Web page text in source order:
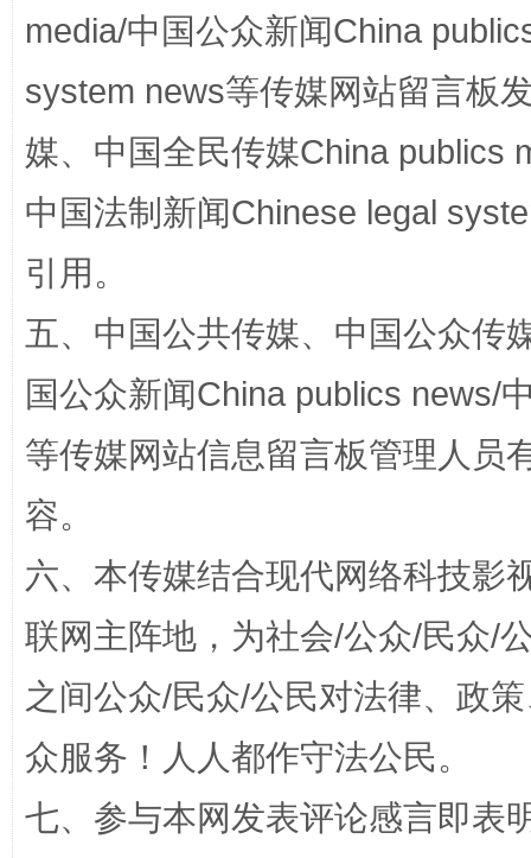
“蜀中异人”王建安的艺术幻境
media/中国公众新闻China
system news等传媒网站留言板
媒、中国全民传媒China publics
中国法制新闻Chinese legal
引用。
五、中国公共传媒、中国公众传
国公众新闻China publics news/
等传媒网站信息留言板管理人员
容。
六、本传媒结合现代网络科技影
联网主阵地，为社会/公众/民众/
之间公众/民众/公民对法律、政
众服务！人人都作守法公民。
七、参与本网发表评论感言即表